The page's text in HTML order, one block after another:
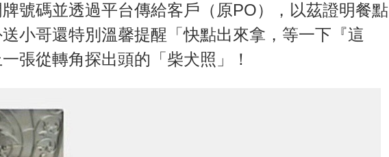
號碼並透過平台傳給客戶（原PO），以茲證明餐點
小哥還特別溫馨提醒「快點出來拿，等一下『這
張從轉角探出頭的「柴犬照」！